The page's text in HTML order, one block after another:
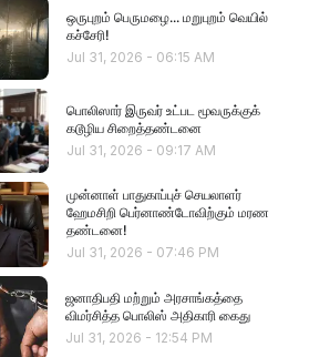
ஒருபுறம் பெருமழை... மறுபுறம் வெயில்
கச்சேரி!
Jul 31, 2026 - 06:15 AM
பொலிஸார் இருவர் உட்பட மூவருக்குக்
கடூழிய சிறைத்தண்டனை
Jul 31, 2026 - 09:17 AM
முன்னாள் பாதுகாப்புச் செயலாளர்
ஹேமசிறி பெர்னாண்டோவிற்கும் மரண
தண்டனை!
Jul 31, 2026 - 07:46 PM
ஜனாதிபதி மற்றும் அரசாங்கத்தை
விமர்சித்த பொலிஸ் அதிகாரி கைது
Jul 31, 2026 - 12:54 PM